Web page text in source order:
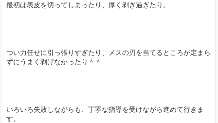
最初は表皮を切ってしまったり、厚く剥ぎ過ぎたり。
つい力任せに引っ張りすぎたり、メスの刃を当てるところが定まら
ずにうまく剥げなかったり＾＾
いろいろ失敗しながらも、丁寧な指導を受けながら進めて行きま
す。